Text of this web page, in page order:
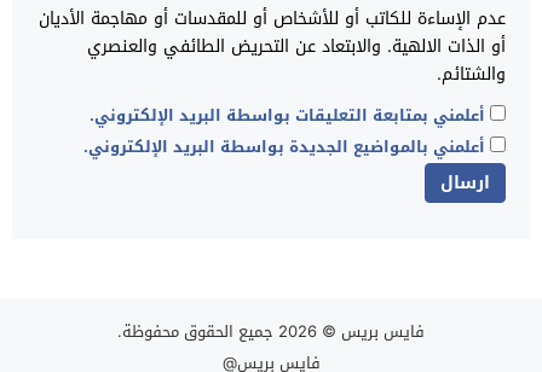
عدم الإساءة للكاتب أو للأشخاص أو للمقدسات أو مهاجمة الأديان
أو الذات الالهية. والابتعاد عن التحريض الطائفي والعنصري
والشتائم.
أعلمني بمتابعة التعليقات بواسطة البريد الإلكتروني.
أعلمني بالمواضيع الجديدة بواسطة البريد الإلكتروني.
فايس بريس © 2026 جميع الحقوق محفوظة.
فايس بريس@